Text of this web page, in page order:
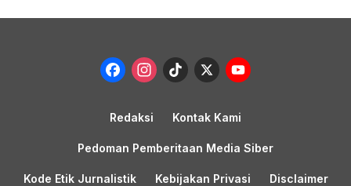
Facebook
Instagram
TikTok
X
Redaksi Kontak Kami
Pedoman Pemberitaan Media Siber
Kode Etik Jurnalistik Kebijakan Privasi Disclaimer